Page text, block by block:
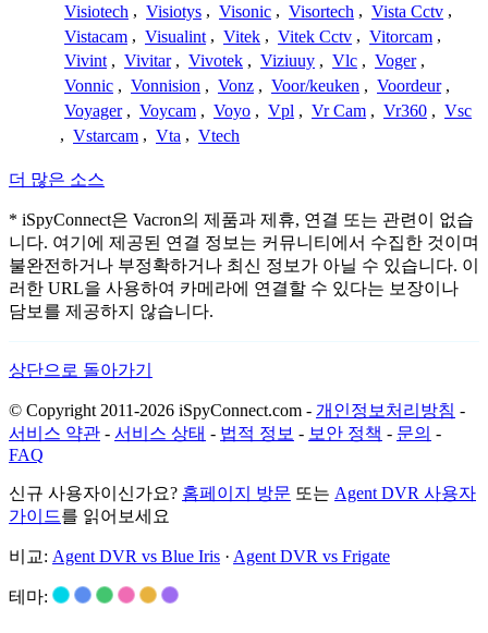
Visiotech , Visiotys , Visonic , Visortech , Vista Cctv ,
Vistacam , Visualint , Vitek , Vitek Cctv , Vitorcam ,
Vivint , Vivitar , Vivotek , Viziuuy , Vlc , Voger ,
Vonnic , Vonnision , Vonz , Voor/keuken , Voordeur ,
Voyager , Voycam , Voyo , Vpl , Vr Cam , Vr360 , Vsc
, Vstarcam , Vta , Vtech
더 많은 소스
* iSpyConnect은 Vacron의 제품과 제휴, 연결 또는 관련이 없습
니다. 여기에 제공된 연결 정보는 커뮤니티에서 수집한 것이며
불완전하거나 부정확하거나 최신 정보가 아닐 수 있습니다. 이
러한 URL을 사용하여 카메라에 연결할 수 있다는 보장이나
담보를 제공하지 않습니다.
상단으로 돌아가기
© Copyright 2011-2026 iSpyConnect.com - 개인정보처리방침 -
서비스 약관 - 서비스 상태 - 법적 정보 - 보안 정책 - 문의 -
FAQ
신규 사용자이신가요? 홈페이지 방문 또는 Agent DVR 사용자
가이드를 읽어보세요
비교: Agent DVR vs Blue Iris · Agent DVR vs Frigate
테마: